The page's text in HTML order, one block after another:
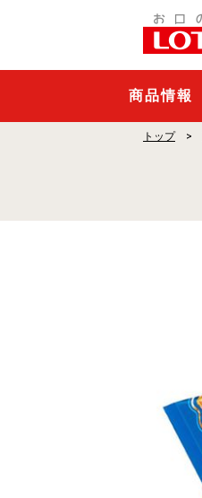
王
ニ
商品情報
トップ